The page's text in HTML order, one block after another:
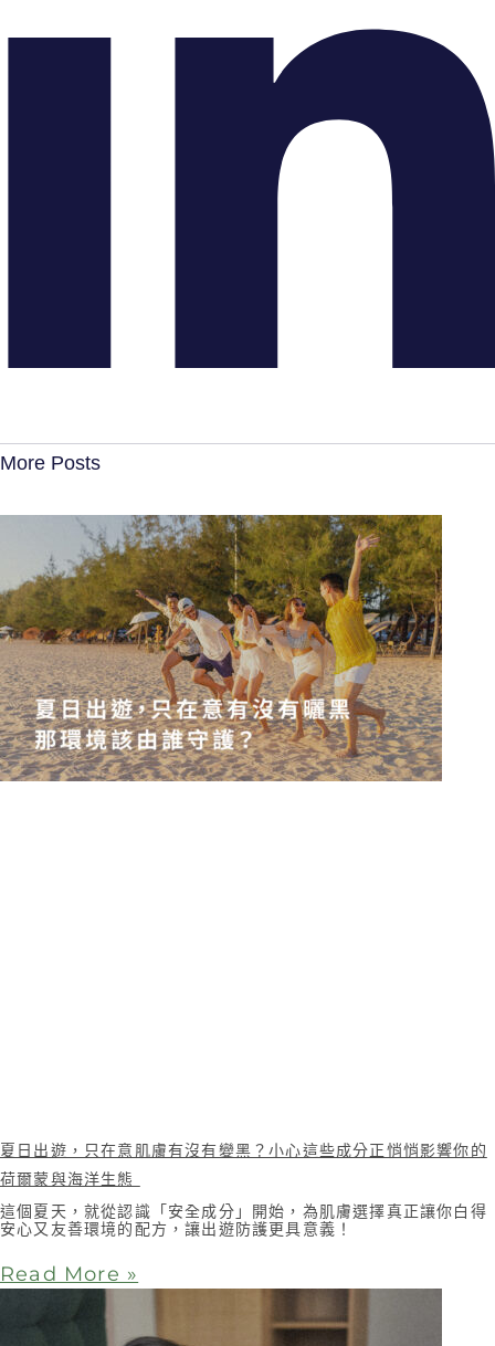
More Posts
夏日出遊，只在意肌膚有沒有變黑？小心這些成分正悄悄影響你的
荷爾蒙與海洋生態
這個夏天，就從認識「安全成分」開始，為肌膚選擇真正讓你白得
安心又友善環境的配方，讓出遊防護更具意義！
Read More »